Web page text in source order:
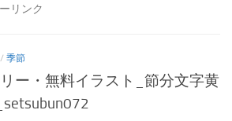
リンク
/ 季節
ー・無料イラスト_節分文字黄